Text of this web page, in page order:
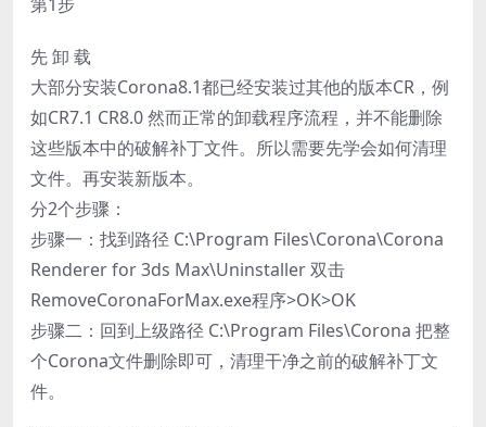
先 卸 载
大部分安装Corona8.1都已经安装过其他的版本CR，例
如CR7.1 CR8.0 然而正常的卸载程序流程，并不能删除
这些版本中的破解补丁文件。所以需要先学会如何清理
文件。再安装新版本。
分2个步骤：
步骤一：找到路径 C:\Program Files\Corona\Corona
Renderer for 3ds Max\Uninstaller 双击
RemoveCoronaForMax.exe程序>OK>OK
步骤二：回到上级路径 C:\Program Files\Corona 把整
个Corona文件删除即可，清理干净之前的破解补丁文
件。